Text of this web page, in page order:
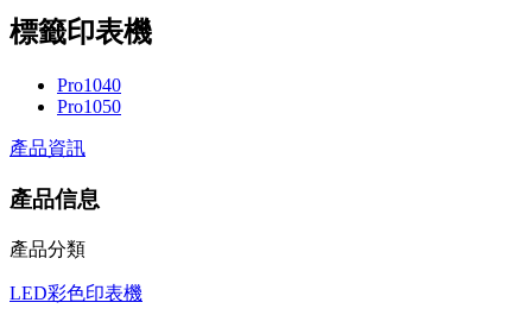
標籤印表機
Pro1040
Pro1050
產品資訊
產品信息
產品分類
LED彩色印表機